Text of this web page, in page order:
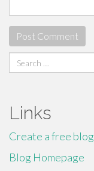
Search
for:
Links
Create a free blog
Blog Homepage